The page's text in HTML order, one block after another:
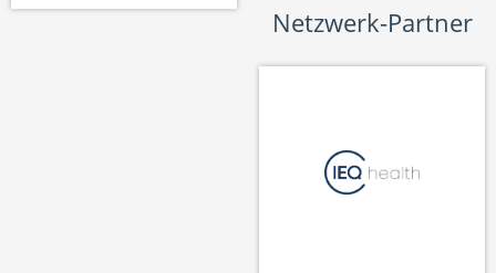
Netzwerk-Partner